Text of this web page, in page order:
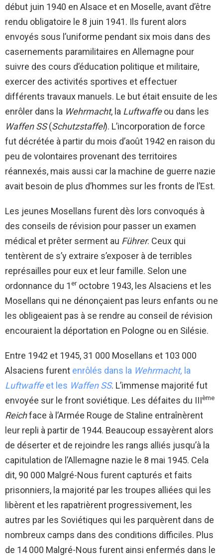
début juin 1940 en Alsace et en Moselle, avant d’être
rendu obligatoire le 8 juin 1941. Ils furent alors
envoyés sous l’uniforme pendant six mois dans des
casernements paramilitaires en Allemagne pour
suivre des cours d’éducation politique et militaire,
exercer des activités sportives et effectuer
différents travaux manuels. Le but était ensuite de les
enrôler dans la Wehrmacht, la Luftwaffeou dans les
Waffen SS(Schutzstaffel). L’incorporation de force
fut décrétée à partir du mois d’août 1942 en raison du
peu de volontaires provenant des territoires
réannexés, mais aussi car la machine de guerre nazie
avait besoin de plus d’hommes sur les fronts de l’Est.
Les jeunes Mosellans furent dès lors convoqués à
des conseils de révision pour passer un examen
médical et prêter serment au Führer. Ceux qui
tentèrent de s’y extraire s’exposer à de terribles
représailles pour eux et leur famille. Selon une
ordonnance du 1eroctobre 1943, les Alsaciens et les
Mosellans qui ne dénonçaient pas leurs enfants ou ne
les obligeaient pas à se rendre au conseil de révision
encouraient la déportation en Pologne ou en Silésie.
Entre 1942 et 1945, 31 000 Mosellans et 103 000
Alsaciens furent enrôlés dans la Wehrmacht, la
Luftwaffeet les Waffen SS. L’immense majorité fut
envoyée sur le front soviétique. Les défaites du IIIème
Reichface à l’Armée Rouge de Staline entraînèrent
leur repli à partir de 1944. Beaucoup essayèrent alors
de déserter et de rejoindre les rangs alliés jusqu’à la
capitulation de l’Allemagne nazie le 8 mai 1945. Cela
dit, 90 000 Malgré-Nous furent capturés et faits
prisonniers, la majorité par les troupes alliées qui les
libèrent et les rapatrièrent progressivement, les
autres par les Soviétiques qui les parquèrent dans de
nombreux camps dans des conditions difficiles. Plus
de 14 000 Malgré-Nous furent ainsi enfermés dans le